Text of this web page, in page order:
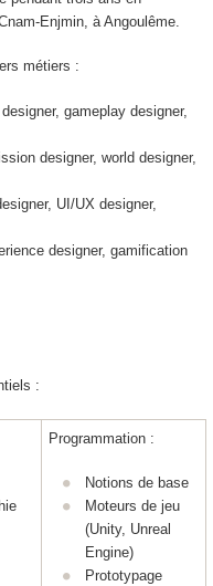
Enjmin, à Angoulême.
métiers :
gameplay designer,
designer, world designer,
UI/UX designer,
designer, gamification
:
Programmation :
Notions de base
Moteurs de jeu
(Unity, Unreal
Engine)
Prototypage